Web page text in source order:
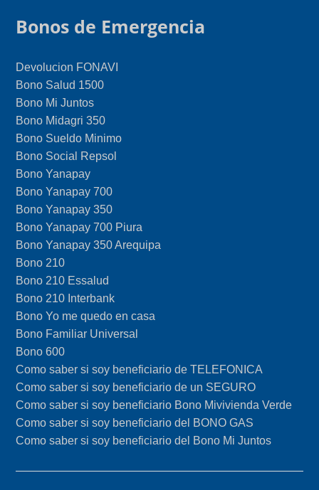
Bonos de Emergencia
Devolucion FONAVI
Bono Salud 1500
Bono Mi Juntos
Bono Midagri 350
Bono Sueldo Minimo
Bono Social Repsol
Bono Yanapay
Bono Yanapay 700
Bono Yanapay 350
Bono Yanapay 700 Piura
Bono Yanapay 350 Arequipa
Bono 210
Bono 210 Essalud
Bono 210 Interbank
Bono Yo me quedo en casa
Bono Familiar Universal
Bono 600
Como saber si soy beneficiario de TELEFONICA
Como saber si soy beneficiario de un SEGURO
Como saber si soy beneficiario Bono Mivivienda Verde
Como saber si soy beneficiario del BONO GAS
Como saber si soy beneficiario del Bono Mi Juntos